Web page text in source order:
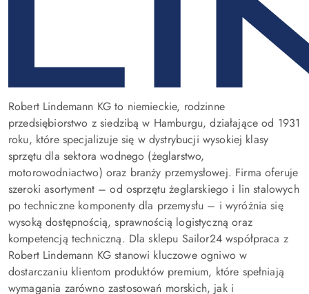
Robert Lindemann KG to niemieckie, rodzinne
przedsiębiorstwo z siedzibą w Hamburgu, działające od 1931
roku, które specjalizuje się w dystrybucji wysokiej klasy
sprzętu dla sektora wodnego (żeglarstwo,
motorowodniactwo) oraz branży przemysłowej. Firma oferuje
szeroki asortyment – od osprzętu żeglarskiego i lin stalowych
po techniczne komponenty dla przemysłu – i wyróżnia się
wysoką dostępnością, sprawnością logistyczną oraz
kompetencją techniczną. Dla sklepu Sailor24 współpraca z
Robert Lindemann KG stanowi kluczowe ogniwo w
dostarczaniu klientom produktów premium, które spełniają
wymagania zarówno zastosowań morskich, jak i